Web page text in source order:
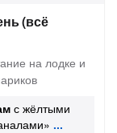
(всё
на лодке и
с жёлтыми